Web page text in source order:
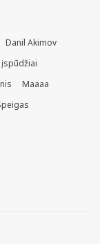
Danil Akimov
įspūdžiai
Maaaa